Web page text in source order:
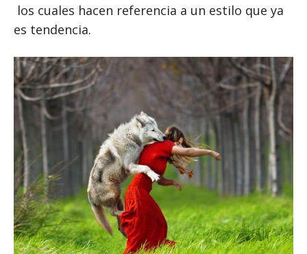
los cuales hacen referencia a un estilo que ya
es tendencia.